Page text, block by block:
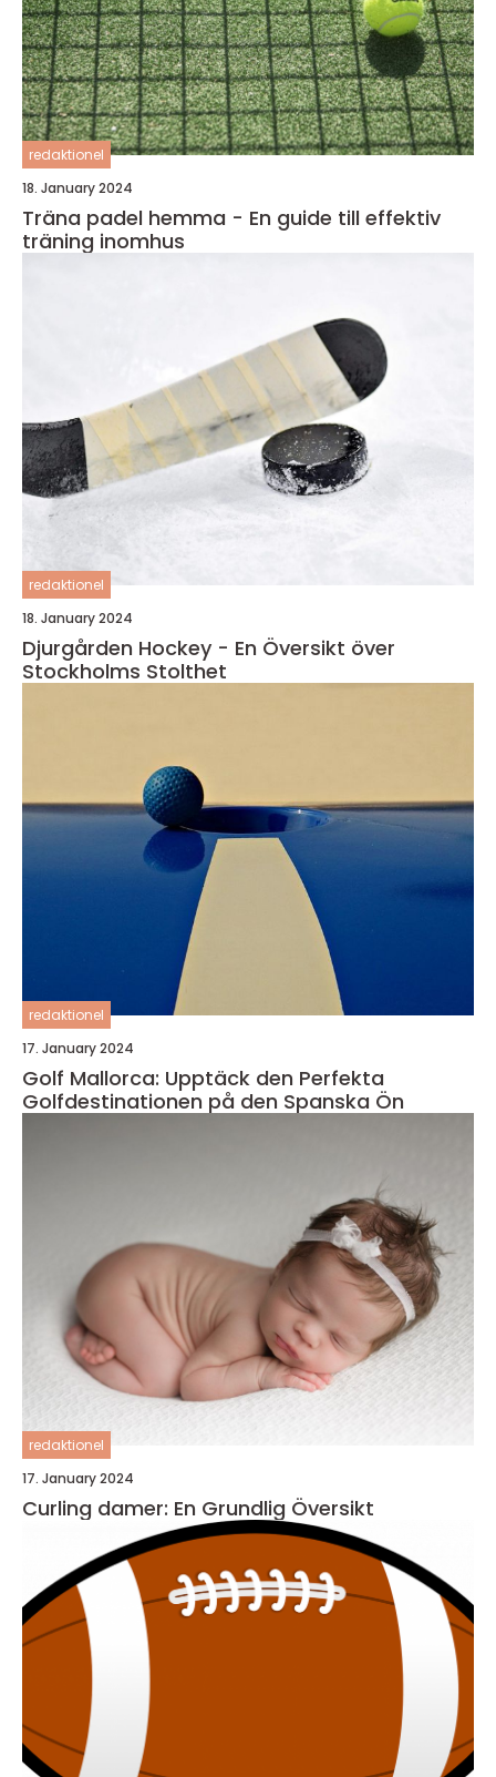
redaktionel
18. January 2024
Träna padel hemma - En guide till effektiv
träning inomhus
redaktionel
18. January 2024
Djurgården Hockey - En Översikt över
Stockholms Stolthet
redaktionel
17. January 2024
Golf Mallorca: Upptäck den Perfekta
Golfdestinationen på den Spanska Ön
redaktionel
17. January 2024
Curling damer: En Grundlig Översikt